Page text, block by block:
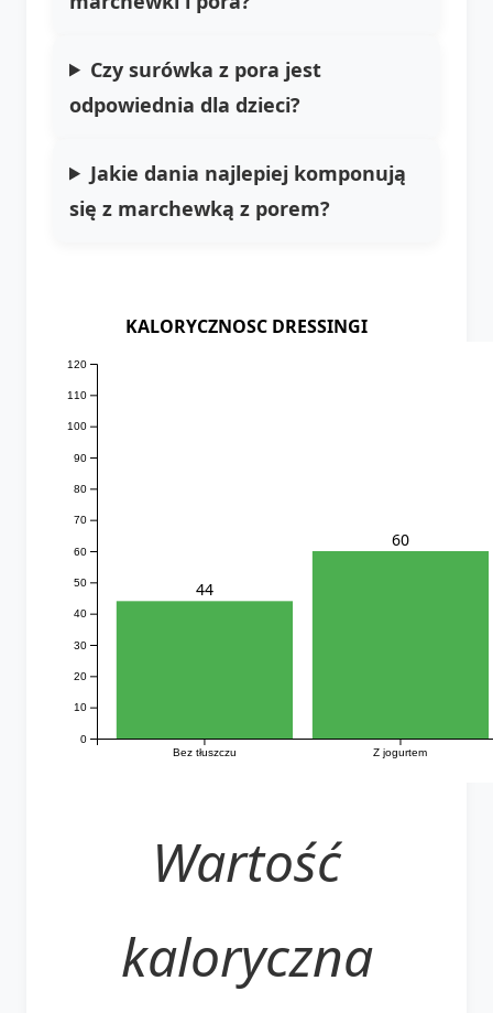
Czy surówka z pora jest
odpowiednia dla dzieci?
Jakie dania najlepiej komponują
się z marchewką z porem?
KALORYCZNOSC DRESSINGI
Bez tłuszczu Z jogurtem
0
10
20
30
40
50
60
70
80
90
100
110
120
44
60
Wartość
kaloryczna